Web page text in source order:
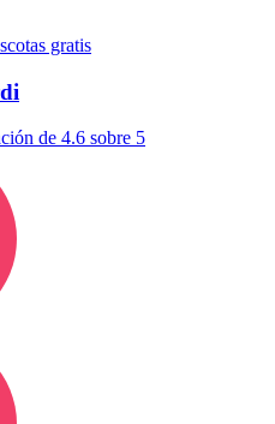
gratis
de 4.6 sobre 5